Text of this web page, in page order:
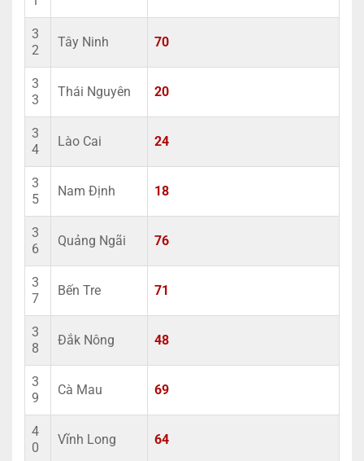
3
2
Tây Ninh 70
3
3
Thái Nguyên 20
3
4
Lào Cai 24
3
5
Nam Định 18
3
6
Quảng Ngãi 76
3
7
Bến Tre 71
3
8
Đắk Nông 48
3
9
Cà Mau 69
4
0
Vĩnh Long 64